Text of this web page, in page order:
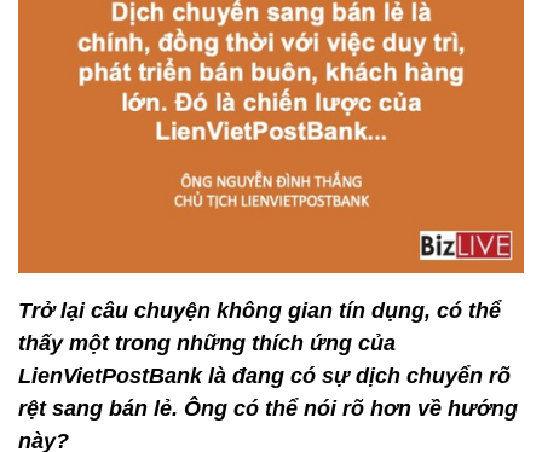
Trở lại câu chuyện không gian tín dụng, có thể
thấy một trong những thích ứng của
LienVietPostBank là đang có sự dịch chuyển rõ
rệt sang bán lẻ. Ông có thể nói rõ hơn về hướng
này?